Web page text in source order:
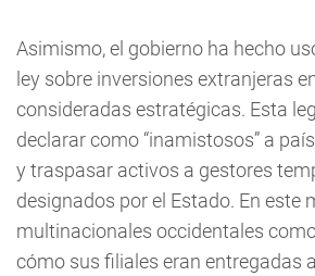
Asimismo, el gobierno ha hecho
ley sobre inversiones extranjeras
consideradas estratégicas. Esta
declarar como “inamistosos” a
y traspasar activos a gestores
designados por el Estado. En este
multinacionales occidentales
cómo sus filiales eran entregadas